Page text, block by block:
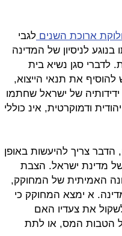
ארוכת השנים לגבי
לניסיון של המדינה
לדברי סגן נשיא בית
את תנאי הייצוא,
של ישראל שחתמו
ודמוקרטית, אינ כוללי
הדבר צריך להיעשות באופן
מדינת ישראל. הצבת
האמיתית של המחוקק,
א ימצא המחוקק כי
את צעדיו האם
הטבות המס, או לתת